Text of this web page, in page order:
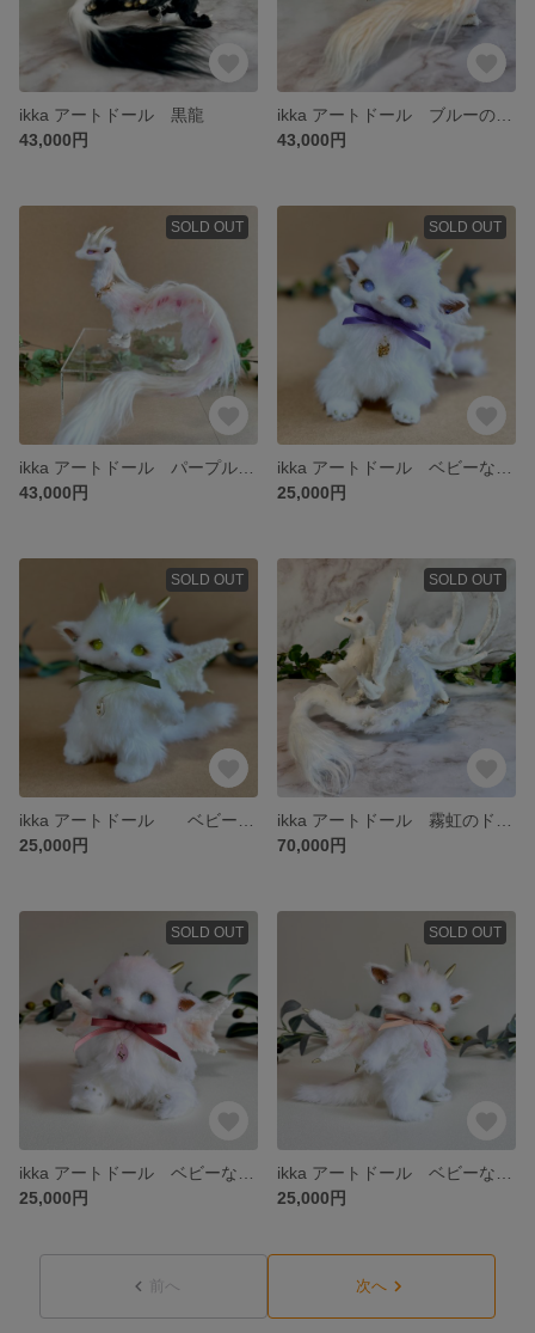
ikka アートドール 黒龍
43,000円
43,000円
SOLD OUT
43,000円
SOLD OUT
25,000円
SOLD OUT
25,000円
SOLD OUT
70,000円
SOLD OUT
25,000円
SOLD OUT
25,000円
前へ 次へ